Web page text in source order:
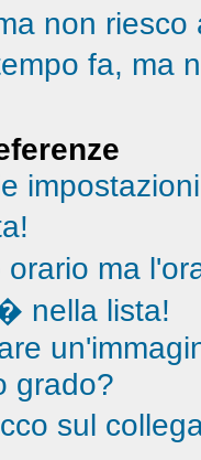
non riesco
fa, ma
orario ma
nella lista!
grado?
sul